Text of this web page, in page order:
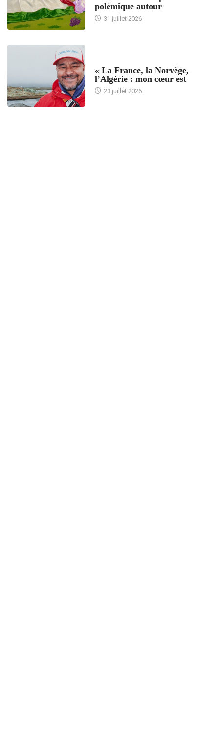
polémique autour
31 juillet 2026
« La France, la Norvège,
l’Algérie : mon cœur est
23 juillet 2026